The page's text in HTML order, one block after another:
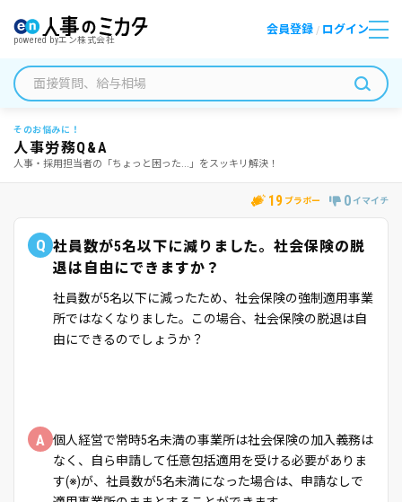
powered byエン株式会社
会員登録 / ログイン
そのお悩みに！
人事労務Q&A
人事・採用担当者の「ちょっと困った...」をスッキリ解決！
19 ブラボー 0 イマイチ
Q 社員数が5名以下に減りました。社会保険の脱
退は自由にできますか？
社員数が5名以下に減ったため、社会保険の強制適用事業
所ではなくなりました。この場合、社会保険の脱退は自
由にできるのでしょうか？
A
個人経営で常時5名未満の事業所は社会保険の加入義務は
なく、自ら申請して任意包括適用を受ける必要がありま
す(※)が、社員数が5名未満になった場合は、申請なしで